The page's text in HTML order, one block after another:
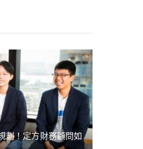
劃！定方財務顧問如